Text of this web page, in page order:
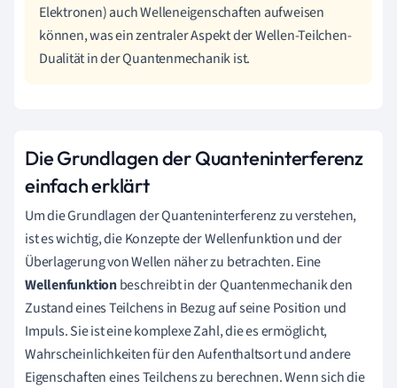
Elektronen) auch Welleneigenschaften aufweisen
können, was ein zentraler Aspekt der Wellen-Teilchen-
Dualität in der Quantenmechanik ist.
Die Grundlagen der Quanteninterferenz
einfach erklärt
Um die Grundlagen der Quanteninterferenz zu verstehen,
ist es wichtig, die Konzepte der Wellenfunktion und der
Überlagerung von Wellen näher zu betrachten. Eine
Wellenfunktionbeschreibt in der Quantenmechanik den
Zustand eines Teilchens in Bezug auf seine Position und
Impuls. Sie ist eine komplexe Zahl, die es ermöglicht,
Wahrscheinlichkeiten für den Aufenthaltsort und andere
Eigenschaften eines Teilchens zu berechnen. Wenn sich die